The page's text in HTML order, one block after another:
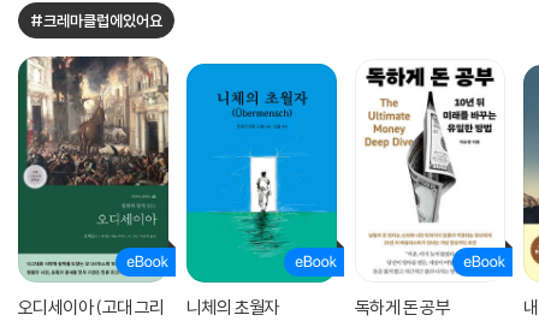
#크레마클럽에있어요
오디세이아 (고대 그리
니체의 초월자 독하게 돈 공부